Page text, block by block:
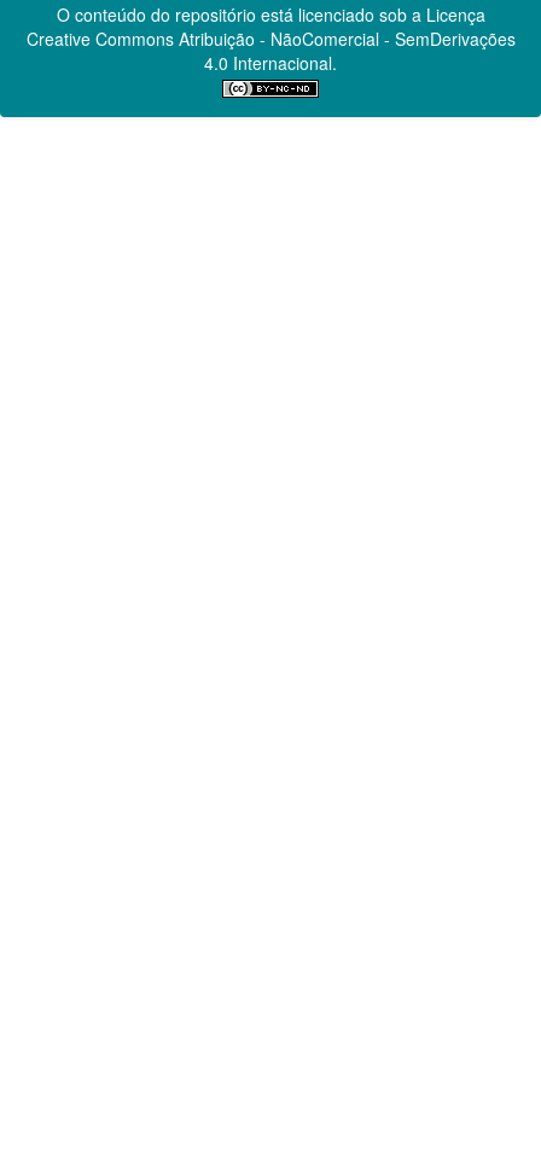
O conteúdo do repositório está licenciado sob a Licença
Creative CommonsAtribuição - NãoComercial - SemDerivações
4.0 Internacional.